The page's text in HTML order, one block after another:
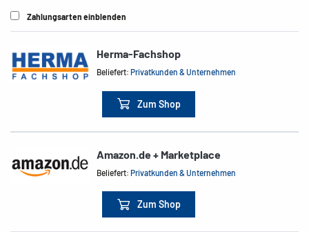
Zahlungsarten einblenden
Herma-Fachshop
Beliefert:Privatkunden & Unternehmen
Zum Shop
Amazon.de + Marketplace
Beliefert:Privatkunden & Unternehmen
Zum Shop